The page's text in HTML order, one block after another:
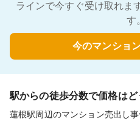
ラインで今すぐ受け取れま
す
今のマンショ
駅からの徒歩分数で価格はど
蓮根駅周辺のマンション売出し